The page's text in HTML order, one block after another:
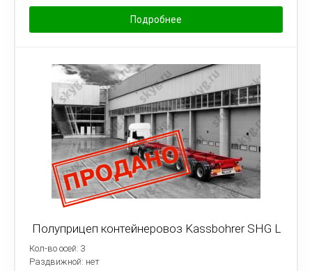
Подробнее
Полуприцеп контейнеровоз Kassbohrer SHG L
Кол-во осей: 3
Раздвижной: нет